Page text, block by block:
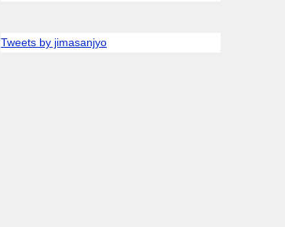
Tweets by jimasanjyo